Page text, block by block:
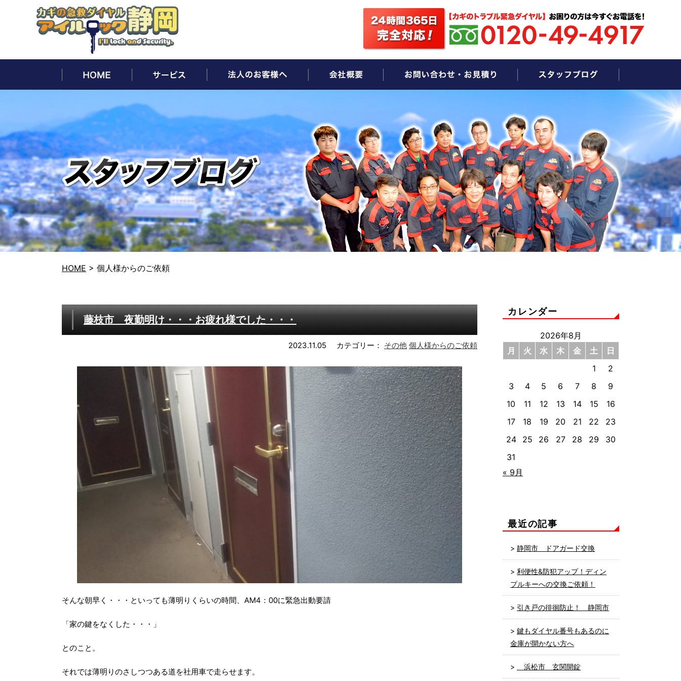
HOME > 個人様からのご依頼
藤枝市 夜勤明け・・・お疲れ様でした・・・
2023.11.05 カテゴリー： その他 個人様からのご依頼
そんな朝早く・・・といっても薄明りくらいの時間、AM4：00に緊急出動要請
「家の鍵をなくした・・・」
とのこと。
それでは薄明りのさしつつある道を社用車で走らせます。
カレンダー
2026年8月
月
火 水 木 金 土
日
1
2
3
4 5 6 7 8
9
10
11 12 13 14 15
16
17
18 19 20 21 22
23
24
25 26 27 28 29
30
31
« 9月
最近の記事
静岡市 ドアガード交換
利便性&防犯アップ！ディン
プルキーへの交換ご依頼！
引き戸の徘徊防止！ 静岡市
鍵もダイヤル番号もあるのに
金庫が開かない方へ
浜松市 玄関開錠